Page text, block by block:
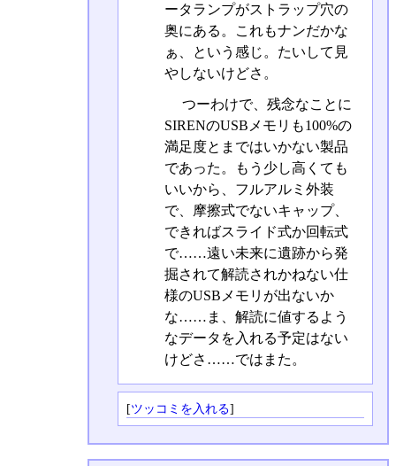
ータランプがストラップ穴の
奥にある。これもナンだかな
ぁ、という感じ。たいして見
やしないけどさ。
つーわけで、残念なことに
SIRENのUSBメモリも100%の
満足度とまではいかない製品
であった。もう少し高くても
いいから、フルアルミ外装
で、摩擦式でないキャップ、
できればスライド式か回転式
で……遠い未来に遺跡から発
掘されて解読されかねない仕
様のUSBメモリが出ないか
な……ま、解読に値するよう
なデータを入れる予定はない
けどさ……ではまた。
[ツッコミを入れる]